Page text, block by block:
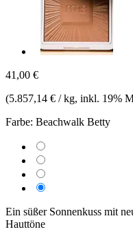
41,00 €
(5.857,14 € / kg, inkl. 19%
Farbe: Beachwalk Betty
Ein süßer Sonnenkuss mit
Hauttöne